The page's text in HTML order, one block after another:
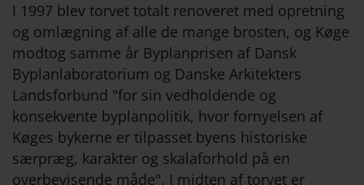
I 1997 blev torvet totalt renoveret med opretning
og omlægning af alle de mange brosten, og Køge
modtog samme år Byplanprisen af Dansk
Byplanlaboratorium og Danske Arkitekters
Landsforbund "for sin vedholdende og
konsekvente byplanpolitik, hvor fornyelsen af
Køges bykerne er tilpasset byens historiske
særpræg, karakter og skalaforhold på en
overbevisende måde". I midten af torvet er